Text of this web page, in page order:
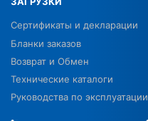
Сертификаты и декларации
Бланки заказов
Возврат и Обмен
Технические каталоги
Руководства по эксплуатации